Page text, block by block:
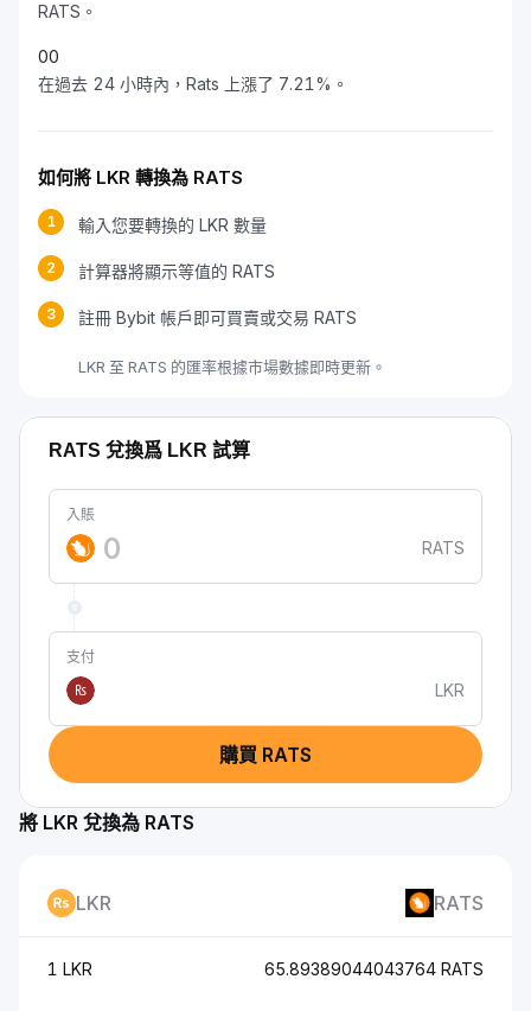
RATS。
00
在過去 24 小時內，Rats 上漲了 7.21%。
如何將 LKR 轉換為 RATS
1 輸入您要轉換的 LKR 數量
2 計算器將顯示等值的 RATS
3 註冊 Bybit 帳戶即可買賣或交易 RATS
LKR 至 RATS 的匯率根據市場數據即時更新。
RATS 兌換爲 LKR 試算
入賬
RATS
支付
₨
LKR
購買 RATS
將 LKR 兌換為 RATS
LKR RATS
1 LKR 65.89389044043764 RATS